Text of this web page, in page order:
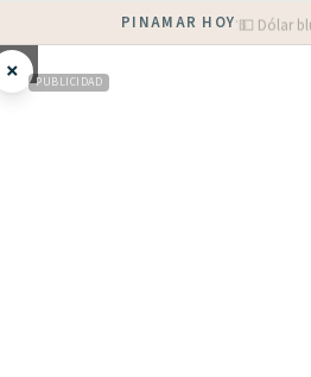
PINAMAR HOY·💵 Dólar
× PUBLICIDAD